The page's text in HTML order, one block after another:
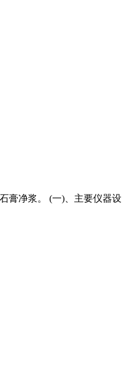
膏净浆。 (一)、主要仪器设